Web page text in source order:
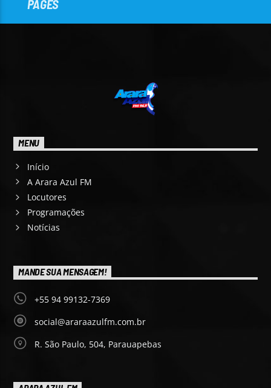
PAGES
MENU
Início
A Arara Azul FM
Locutores
Programações
Notícias
MANDE SUA MENSAGEM!
+55 94 99132-7369
social@araraazulfm.com.br
R. São Paulo, 504, Parauapebas